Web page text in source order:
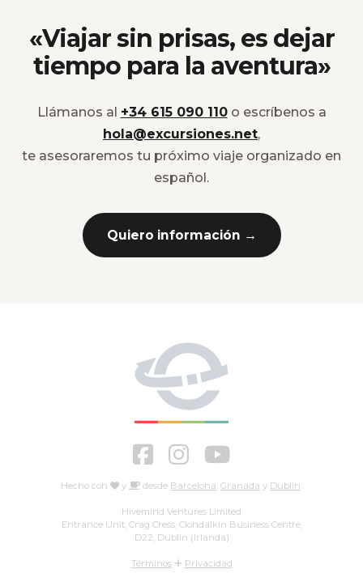
«Viajar sin prisas, es dejar
tiempo para la aventura»
Llámanos al +34 615 090 110o escríbenos a
hola@excursiones.net,
te asesoraremos tu próximo viaje organizado en
español.
Quiero información →
Hecho con y desde Barcelona, Granada y Dublin
Hivemind Ventures Limited
Entrance Unit, Crag Cress, Clondalkin Business Centre,
D22, Dublin (Irlanda)
Términos Privacidad